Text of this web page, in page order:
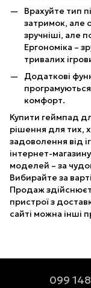
Врахуйте тип
затримок, але
зручніші, але
Ергономіка –
тривалих
Додаткові
комфорт.
Купити геймпад
рішення для тих,
задоволення від
інтернет-
моделей – за
Вибирайте за
Продаж
пристрої з
сайті можна інші
099